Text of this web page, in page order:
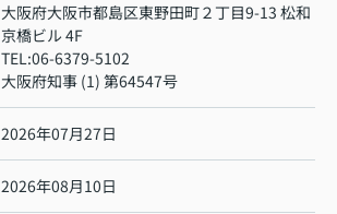
大阪府大阪市都島区東野田町２丁目9-13 松和
京橋ビル 4F
TEL:06-6379-5102
大阪府知事 (1) 第64547号
2026年07月27日
2026年08月10日